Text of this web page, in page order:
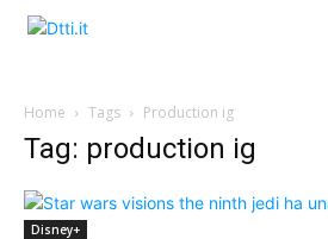
Home Tags Production ig
Tag: production ig
Disney+